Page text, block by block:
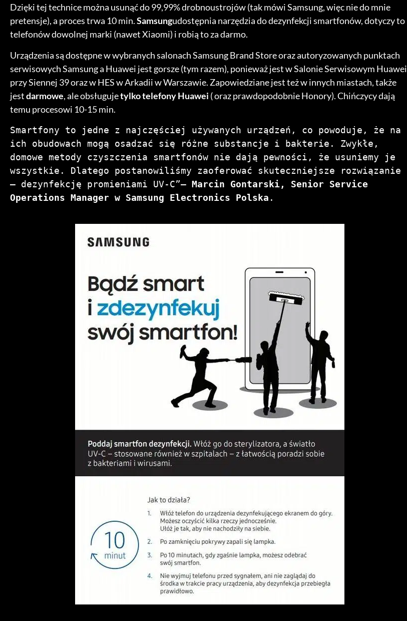
Dzięki tej technice można usunąć do 99,99% drobnoustrojów (tak mówi Samsung, więc nie do mnie
pretensje), a proces trwa 10 min.Samsungudostępnia narzędzia do dezynfekcji smartfonów, dotyczy to
telefonów dowolnej marki (nawet Xiaomi) i robią to za darmo.
Urządzenia są dostępne w wybranych salonach Samsung Brand Store oraz autoryzowanych punktach
serwisowych Samsung a Huawei jest gorsze (tym razem), ponieważ jest w Salonie Serwisowym Huawei
przy Siennej 39 oraz w HES w Arkadii w Warszawie. Zapowiedziane jest też w innych miastach, także
jestdarmowe, ale obsługujetylko telefony Huawei ( oraz prawdopodobnie Honory). Chińczycy dają
temu procesowi 10-15 min.
Smartfony to jedne z najczęściej używanych urządzeń, co powoduje, że na
ich obudowach mogą osadzać się różne substancje i bakterie. Zwykłe,
domowe metody czyszczenia smartfonów nie dają pewności, że usuniemy je
wszystkie. Dlatego postanowiliśmy zaoferować skuteczniejsze rozwiązanie
– dezynfekcję promieniami UV-C”– Marcin Gontarski, Senior Service
Operations Manager w Samsung Electronics Polska .